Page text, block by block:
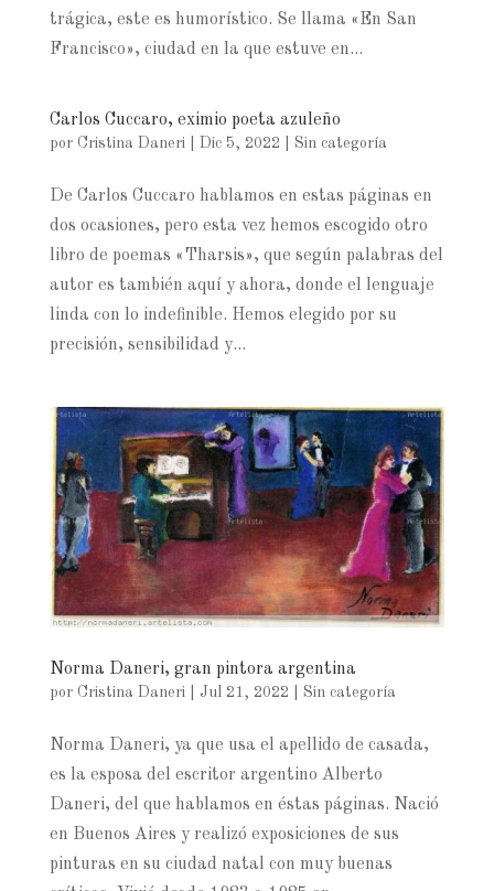
trágica, este es humorístico. Se llama «En San
Francisco», ciudad en la que estuve en...
Carlos Cuccaro, eximio poeta azuleño
por Cristina Daneri Dic 5, 2022 Sin categoría
De Carlos Cuccaro hablamos en estas páginas en
dos ocasiones, pero esta vez hemos escogido otro
libro de poemas «Tharsis», que según palabras del
autor es también aquí y ahora, donde el lenguaje
linda con lo indefinible. Hemos elegido por su
precisión, sensibilidad y...
Norma Daneri, gran pintora argentina
por Cristina Daneri| Jul 21, 2022 Sin categoría
Norma Daneri, ya que usa el apellido de casada,
es la esposa del escritor argentino Alberto
Daneri, del que hablamos en éstas páginas. Nació
en Buenos Aires y realizó exposiciones de sus
pinturas en su ciudad natal con muy buenas